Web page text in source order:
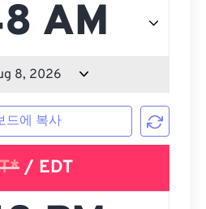
드에 복사
/ EDT